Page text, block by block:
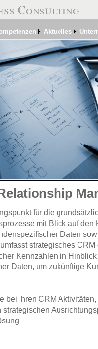
Consulting
Aktuelles
für die
mit Blick auf den
Daten
strategisches CRM
Kennzahlen in
Daten, um zukünftige
bei Ihren CRM
strategischen